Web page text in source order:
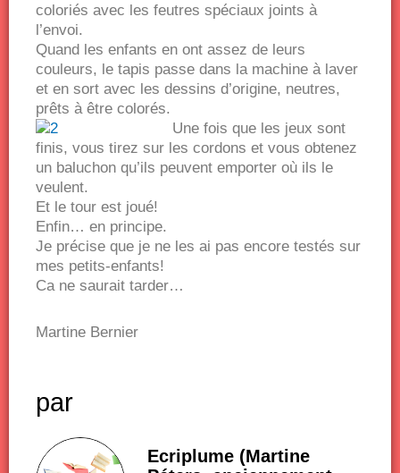
coloriés avec les feutres spéciaux joints à
l’envoi.
Quand les enfants en ont assez de leurs
couleurs, le tapis passe dans la machine à laver
et en sort avec les dessins d’origine, neutres,
prêts à être colorés.
Une fois que les jeux sont
finis, vous tirez sur les cordons et vous obtenez
un baluchon qu’ils peuvent emporter où ils le
veulent.
Et le tour est joué!
Enfin… en principe.
Je précise que je ne les ai pas encore testés sur
mes petits-enfants!
Ca ne saurait tarder…
Martine Bernier
par
Ecriplume (Martine